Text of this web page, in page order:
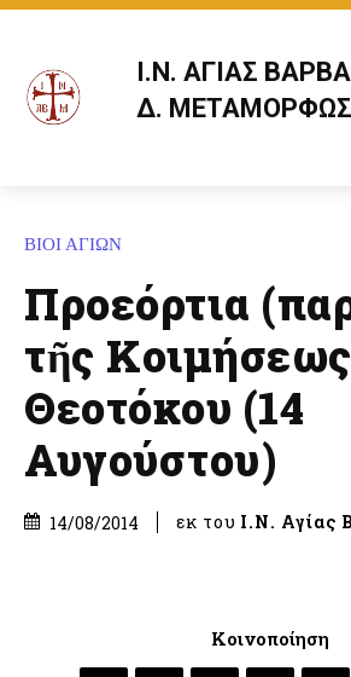
Ι.Ν. ΑΓΙΑΣ
Δ.
ΒΙΟΙ ΑΓΙΩΝ
Προεόρτια
τῆς
Θεοτόκου (14
Αυγούστου)
14/08/2014 εκ του Ι.Ν. Αγίας
Κοινοποίηση